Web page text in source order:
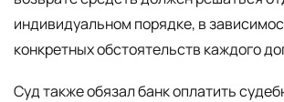
индивидуальном порядке, в
конкретных обстоятельств каждого
Суд также обязал банк оплатить